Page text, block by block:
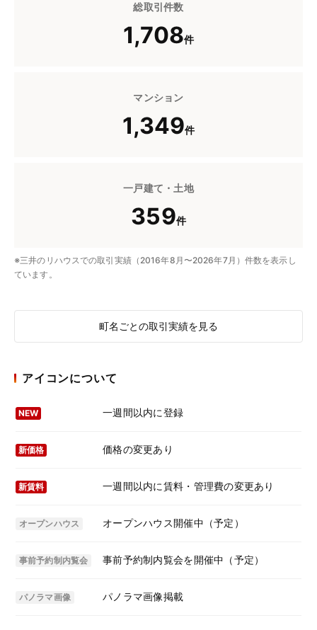
総取引件数
1,708件
マンション
1,349件
一戸建て・土地
359件
※三井のリハウスでの取引実績（2016年8月〜2026年7月）件数を表示し
ています。
町名ごとの取引実績を見る
アイコンについて
NEW 一週間以内に登録
新価格 価格の変更あり
新賃料 一週間以内に賃料・管理費の変更あり
オープンハウス オープンハウス開催中（予定）
事前予約制内覧会 事前予約制内覧会を開催中（予定）
パノラマ画像 パノラマ画像掲載